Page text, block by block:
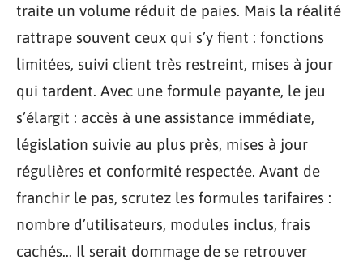
traite un volume réduit de paies. Mais la réalité
rattrape souvent ceux qui s’y fient : fonctions
limitées, suivi client très restreint, mises à jour
qui tardent. Avec une formule payante, le jeu
s’élargit : accès à une assistance immédiate,
législation suivie au plus près, mises à jour
régulières et conformité respectée. Avant de
franchir le pas, scrutez les formules tarifaires :
nombre d’utilisateurs, modules inclus, frais
cachés… Il serait dommage de se retrouver